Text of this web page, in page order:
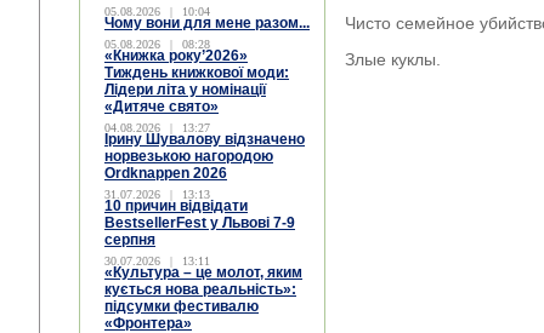
05.08.2026 | 10:04
Чому вони для мене разом...
05.08.2026 | 08:28
«Книжка року’2026»
Тиждень книжкової моди:
Лідери літа у номінації
«Дитяче свято»
04.08.2026 | 13:27
Ірину Шувалову відзначено
норвезькою нагородою
Ordknappen 2026
31.07.2026 | 13:13
10 причин відвідати
BestsellerFest у Львові 7-9
серпня
30.07.2026 | 13:11
«Культура – це молот, яким
кується нова реальність»:
підсумки фестивалю
«Фронтера»
Чисто семейное
Злые куклы.